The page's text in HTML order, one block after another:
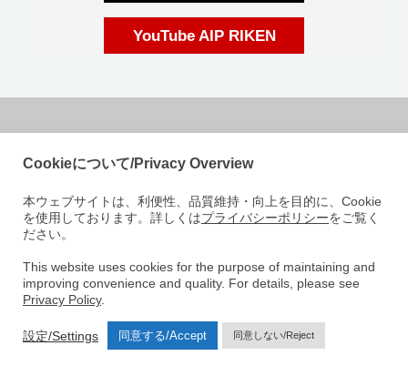
YouTube AIP RIKEN
国立研究開発法人理化学研究所
〒103-0027
東京都中央区日本橋 1-4-1
e-mail: aip-koho [at]riken.jp 注: メールアドレスの[at]は@に変えてくださ
い
AIPについて
アクセス お問い合わせ サイトマップ
Cookieについて/Privacy Overview
本ウェブサイトは、利便性、品質維持・向上を目的に、Cookie
を使用しております。詳しくはプライバシーポリシーをご覧く
ださい。
This website uses cookies for the purpose of maintaining and
improving convenience and quality. For details, please see
Privacy Policy.
設定/Settings 同意する/Accept 同意しない/Reject